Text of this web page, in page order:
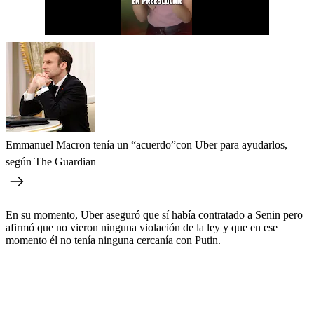
Emmanuel Macron tenía un “acuerdo”con Uber para ayudarlos,
según The Guardian
En su momento, Uber aseguró que sí había contratado a Senin pero
afirmó que no vieron ninguna violación de la ley y que en ese
momento él no tenía ninguna cercanía con Putin.